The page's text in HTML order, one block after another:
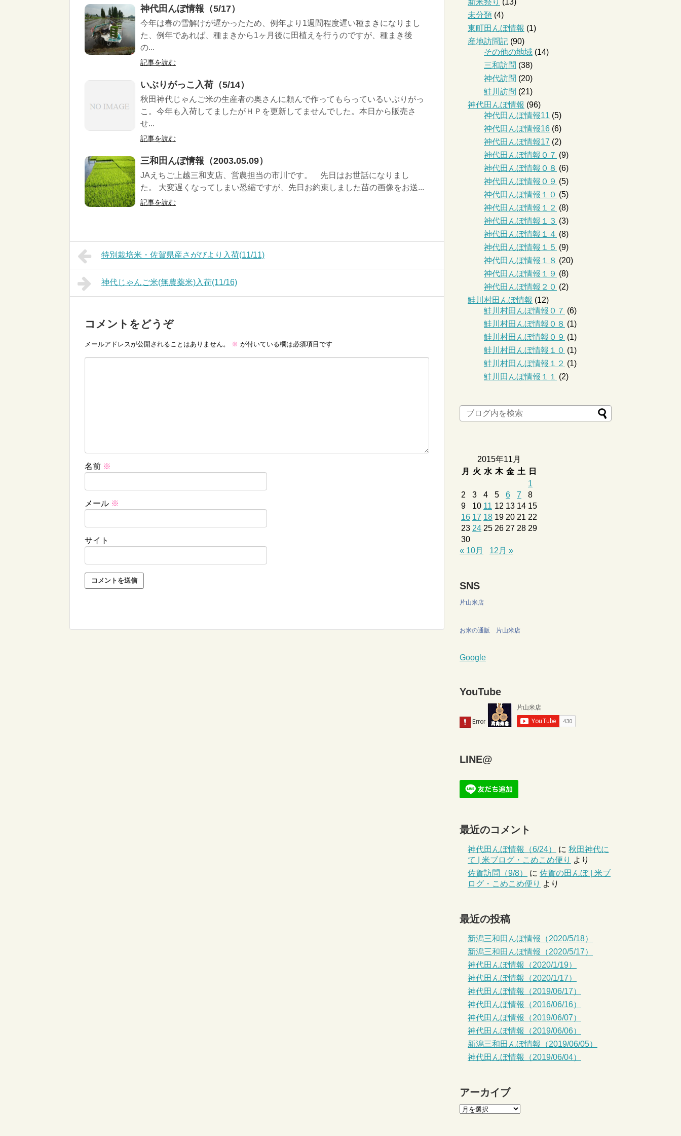
神代田んぼ情報（5/17）
今年は春の雪解けが遅かったため、例年より1週間程度遅い種まきになりまし
た、例年であれば、種まきから1ヶ月後に田植えを行うのですが、種まき後
の...
記事を読む
いぶりがっこ入荷（5/14）
秋田神代じゃんご米の生産者の奥さんに頼んで作ってもらっているいぶりがっ
こ。今年も入荷してましたがＨＰを更新してませんでした。本日から販売さ
せ...
記事を読む
三和田んぼ情報（2003.05.09）
JAえちご上越三和支店、営農担当の市川です。 先日はお世話になりまし
た。 大変遅くなってしまい恐縮ですが、先日お約束しました苗の画像をお送...
記事を読む
特別栽培米・佐賀県産さがびより入荷(11/11)
神代じゃんご米(無農薬米)入荷(11/16)
コメントをどうぞ
メールアドレスが公開されることはありません。 ※ が付いている欄は必須項目です
名前 ※
メール ※
サイト
新米祭り (13)
未分類 (4)
東町田んぼ情報 (1)
産地訪問記 (90)
その他の地域 (14)
三和訪問 (38)
神代訪問 (20)
鮭川訪問 (21)
神代田んぼ情報 (96)
神代田んぼ情報11 (5)
神代田んぼ情報16 (6)
神代田んぼ情報17 (2)
神代田んぼ情報０７ (9)
神代田んぼ情報０８ (6)
神代田んぼ情報０９ (5)
神代田んぼ情報１０ (5)
神代田んぼ情報１２ (8)
神代田んぼ情報１３ (3)
神代田んぼ情報１４ (8)
神代田んぼ情報１５ (9)
神代田んぼ情報１８ (20)
神代田んぼ情報１９ (8)
神代田んぼ情報２０ (2)
鮭川村田んぼ情報 (12)
鮭川村田んぼ情報０７ (6)
鮭川村田んぼ情報０８ (1)
鮭川村田んぼ情報０９ (1)
鮭川村田んぼ情報１０ (1)
鮭川村田んぼ情報１２ (1)
鮭川田んぼ情報１１
(2)
2015年11月
月
火 水 木 金 土
日
1
2
3 4 5 6 7
8
9
10 11 12 13 14 15
16 17 18 19 20 21 22
23 24 25 26 27 28 29
30
« 10月
12月 »
SNS
片山米店
お米の通販 片山米店
Google
YouTube
LINE@
最近のコメント
神代田んぼ情報（6/24） に 秋田神代に
て | 米ブログ・こめこめ便り より
佐賀訪問（9/8）
に 佐賀の田んぼ | 米ブ
ログ・こめこめ便り より
最近の投稿
新潟三和田んぼ情報（2020/5/18）
新潟三和田んぼ情報（2020/5/17）
神代田んぼ情報（2020/1/19）
神代田んぼ情報（2020/1/17）
神代田んぼ情報（2019/06/17）
神代田んぼ情報（2016/06/16）
神代田んぼ情報（2019/06/07）
神代田んぼ情報（2019/06/06）
新潟三和田んぼ情報（2019/06/05）
神代田んぼ情報（2019/06/04）
アーカイブ